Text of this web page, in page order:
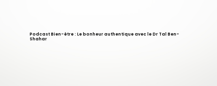
Podcast Bien-être : Le bonheur authentique avec le Dr Tal Ben-
Shahar